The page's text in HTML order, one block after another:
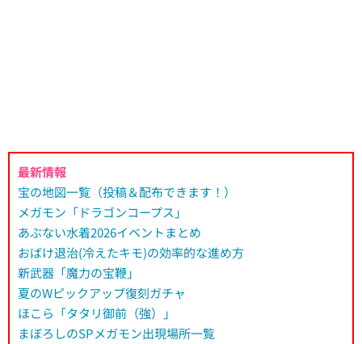
最新情報
宝の地図一覧（投稿＆配布できます！）
メガモン「ドラゴンコープス」
あぶない水着2026イベントまとめ
おばけ退治(冷えたキモ)の効率的な進め方
新武器「魔力の宝鞭」
夏のWピックアップ復刻ガチャ
ほこら「タタリ御前（強）」
まぼろしのSPメガモン出現場所一覧